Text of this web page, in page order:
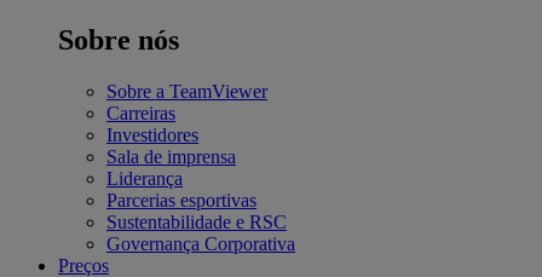
Sobre nós
Sobre a TeamViewer
Carreiras
Investidores
Sala de imprensa
Liderança
Parcerias esportivas
Sustentabilidade e RSC
Governança Corporativa
Preços